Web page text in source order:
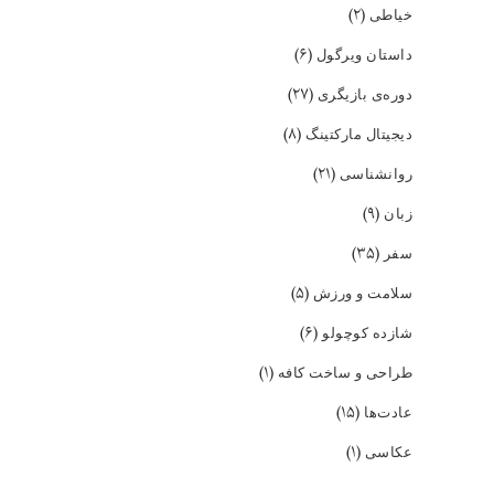
خیاطی (۲)
داستان ویرگول (۶)
دوره‌ی بازیگری (۲۷)
دیجیتال مارکتینگ (۸)
روانشناسی (۲۱)
زبان (۹)
سفر (۳۵)
سلامت و ورزش (۵)
شازده کوچولو(۶)
طراحی و ساخت کافه (۱)
عادت‌ها (۱۵)
عکاسی (۱)